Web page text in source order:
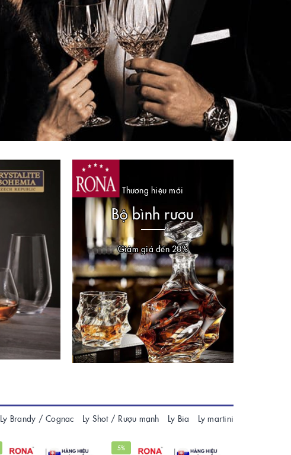
Thương hiệu mới
Bộ bình rượu
Giảm giá đến 20%
Ly Brandy / Cognac Ly Shot / Rượu mạnh Ly Bia Ly martini
5%